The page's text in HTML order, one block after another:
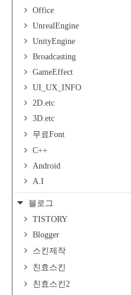
Office
UnrealEngine
UnityEngine
Broadcasting
GameEffect
UI_UX_INFO
2D.etc
3D.etc
무료Font
C++
Android
A.I
블로그
TISTORY
Blogger
스킨제작
친효스킨
친효스킨2